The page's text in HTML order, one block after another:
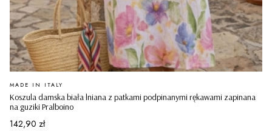
Koszula damska biała lniana z patkami podpinanymi rękawami zapinana
na guziki Pralboino
PRODUCENT
MADE IN ITALY
Cena
142,90 zł